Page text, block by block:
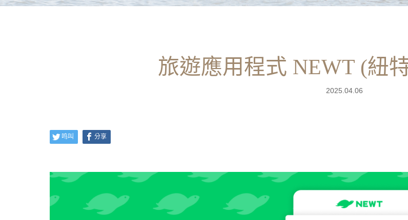
旅遊應用程式 NEWT (紐
2025.04.06
鸣叫 分享